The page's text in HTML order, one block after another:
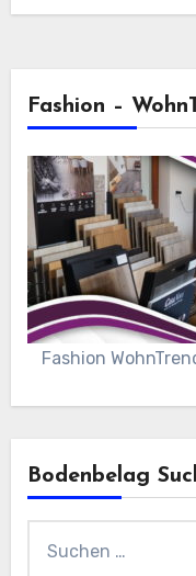
Fashion –
Fashion
Bodenbelag
nach: